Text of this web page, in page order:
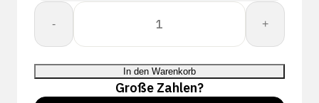
-
OXXA®
Grippaz
Pro
44-
560
+
In den Warenkorb
Große Zahlen?